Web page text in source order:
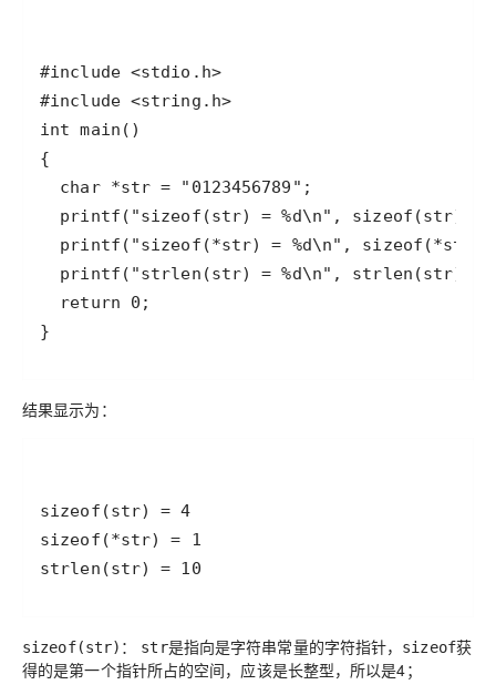
#include <stdio.h>
#include <string.h>
结果显示为：
sizeof(str) ： str是指向是字符串常量的字符指针， sizeof获
得的是第一个指针所占的空间，应该是长整型，所以是4；